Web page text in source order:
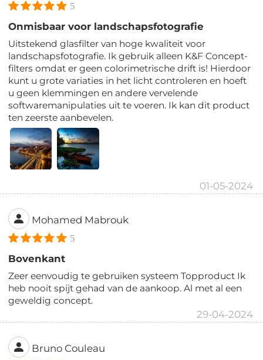
5
Onmisbaar voor landschapsfotografie
Uitstekend glasfilter van hoge kwaliteit voor
landschapsfotografie. Ik gebruik alleen K&F Concept-
filters omdat er geen colorimetrische drift is! Hierdoor
kunt u grote variaties in het licht controleren en hoeft
u geen klemmingen en andere vervelende
softwaremanipulaties uit te voeren. Ik kan dit product
ten zeerste aanbevelen.
01-05-2024
Mohamed Mabrouk
5
Bovenkant
Zeer eenvoudig te gebruiken systeem Topproduct Ik
heb nooit spijt gehad van de aankoop. Al met al een
geweldig concept.
29-04-2024
Bruno Couleau